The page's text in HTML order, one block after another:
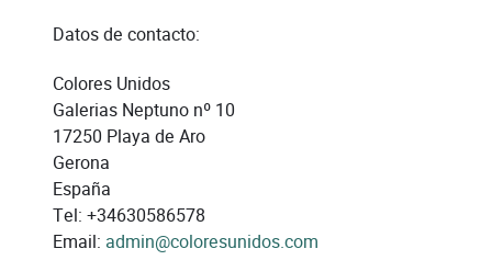
Datos de contacto:
Colores Unidos
Galerias Neptuno nº 10
17250 Playa de Aro
Gerona
España
Tel: +34630586578
Email: admin@coloresunidos.com